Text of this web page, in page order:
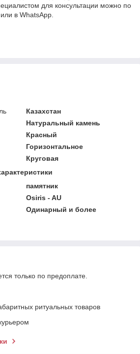
для консультации можно по
в WhatsApp.
Казахстан
Натуральный камень
Красный
Горизонтальное
Круговая
памятник
Osiris - AU
Одинарный и более
только по предоплате.
ритуальных товаров